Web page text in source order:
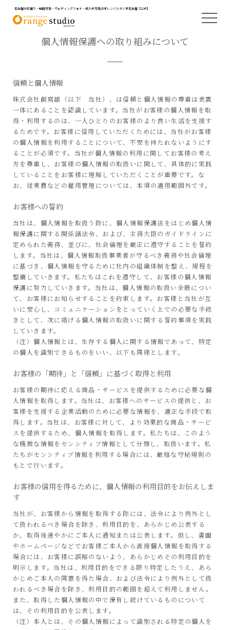
名古屋の前撮り・結婚写真・ウェディングフォト・成人式写真はオレンジスタジオ名古屋【公式】
個人情報保護への取り組みについて
信頼と個人情報
株式会社創寫舘（以下 当社）、は信頼と個人情報の尊重は表裏
一体にあることを認識しています。当社がお客様の個人情報を取
得・利用するのは、一人ひとりのお客様のより良い生活を支援す
るためです。お客様に信用していただくためには、当社がお客様
の個人情報を利用することについて、不安を持たれないようにす
ることが必須です。当社が個人情報の利用に関してお客様の考え
方を尊重し、お客様の個人情報の取扱いに関して、具体的に実践
していることをお客様に理解していただくことが重要です。な
お、従業員などの雇用管理については、本項の適用範囲外です。
お客様への誓約
当社は、個人情報を取扱う際に、個人情報保護法をはじめ個人情
報保護に関する関係諸法令、および、主務大臣のガイドラインに
定められた義務、並びに、社会倫理を厳正に遵守することを誓約
します。当社は、個人情報取扱事業者が守るべき義務や社会倫理
に基づき、個人情報を守るために社内の組織体制を整え、規程を
整備していきます。私たちはこれを遵守して、お客様の個人情報
保護に努力していきます。当社は、個人情報の取扱い全般につい
て、お客様にお知らせすることを約束します。お客様と当社が互
いに安心し、コミュニケーションをとっていく上での必要な手続
きとして、次に掲げる個人情報の取扱いに関する誓約事項を実践
していきます。
（注）個人情報とは、生存する個人に関する情報であって、特定
の個人を識別できるものをいい、以下も同様とします。
お客様の「期待」と「信頼」に基づく取得と利用
お客様の期待に応える商品・サービスを提供するために必要な個
人情報を取得します。当社は、お客様へのサービスの提供と、お
客様を支援する企業活動のために必要な情報を、適正な手段で取
得します。当社は、お客様に対して、より効果的な商品・サービ
スを提供するため、個人情報を取得します。私たちは、このよう
な機微な情報をセンシティブ情報として分類し、取扱います。私
たちがセンシティブ情報を利用する場合には、厳格な守秘規則の
もとで行います。
お客様の信用を得るために、個人情報の利用目的をお伝えしま
す
当社が、お客様から情報を取得する際には、法令により例外とし
て扱われるべき場合を除き、利用目的を、あらかじめ公表する
か、取得後速やかにご本人に通知または公表します。但し、書面
やホームページなどでお客様ご本人から直接個人情報を取得する
場合には、お客様に誤解のないよう、あらかじめその利用目的を
明示します。当社は、利用目的をできる限り特定したうえ、あら
かじめご本人の同意を得た場合、および法令により例外として扱
われるべき場合を除き、利用目的の範囲を超えて利用しません。
また、取得した個人情報の中で保有し続けているものについて
は、その利用目的を公表します。
（注）本人とは、その個人情報によって識別される特定の個人を